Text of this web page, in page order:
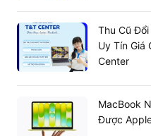
âm nhạc đa chiều.
điều chỉnh khung hình
tâm trong các cuộc họp
bảo mật vân tay giúp
dữ liệu an toàn.
Thu Cũ
Uy Tín Giá
Center
MacBook
Được